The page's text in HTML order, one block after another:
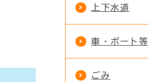
上下水道
車・ボート等
ごみ